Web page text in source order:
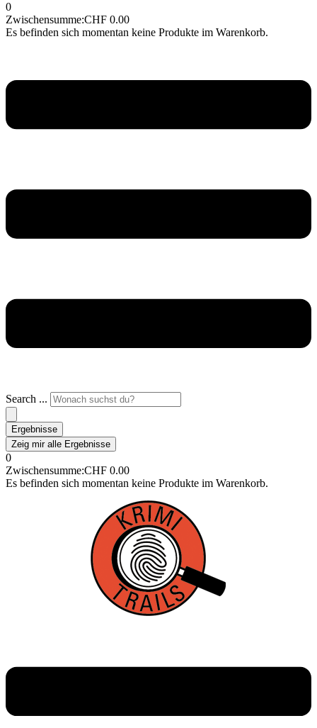
0
Zwischensumme:CHF 0.00
Es befinden sich momentan keine Produkte im Warenkorb.
Search ...
Ergebnisse
Zeig mir alle Ergebnisse
0
Zwischensumme:CHF 0.00
Es befinden sich momentan keine Produkte im Warenkorb.